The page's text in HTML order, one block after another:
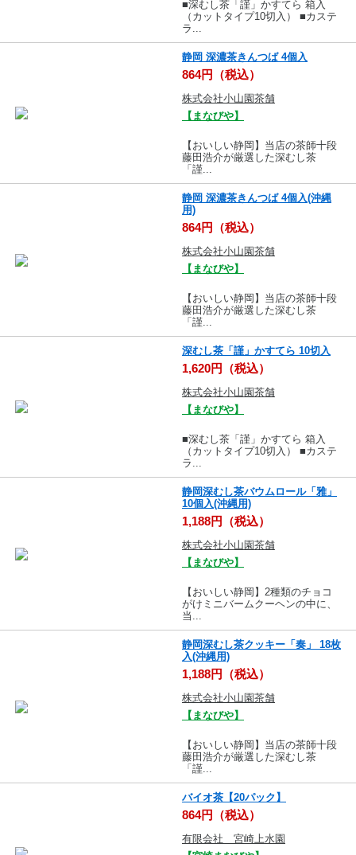
■深むし茶「謹」かすてら 箱入
（カットタイプ10切入） ■カステ
ラ...
静岡 深濃茶きんつば 4個入
864円（税込）
株式会社小山園茶舗
【まなびや】
【おいしい静岡】当店の茶師十段
藤田浩介が厳選した深むし茶
「謹...
静岡 深濃茶きんつば 4個入(沖縄
用)
864円（税込）
株式会社小山園茶舗
【まなびや】
【おいしい静岡】当店の茶師十段
藤田浩介が厳選した深むし茶
「謹...
深むし茶「謹」かすてら 10切入
1,620円（税込）
株式会社小山園茶舗
【まなびや】
■深むし茶「謹」かすてら 箱入
（カットタイプ10切入） ■カステ
ラ...
静岡深むし茶バウムロール「雅」
10個入(沖縄用)
1,188円（税込）
株式会社小山園茶舗
【まなびや】
【おいしい静岡】2種類のチョコ
がけミニバームクーヘンの中に、
当...
静岡深むし茶クッキー「奏」 18枚
入(沖縄用)
1,188円（税込）
株式会社小山園茶舗
【まなびや】
【おいしい静岡】当店の茶師十段
藤田浩介が厳選した深むし茶
「謹...
バイオ茶【20パック】
864円（税込）
有限会社 宮崎上水園